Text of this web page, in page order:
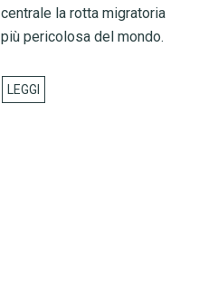
centrale la rotta migratoria
più pericolosa del mondo.